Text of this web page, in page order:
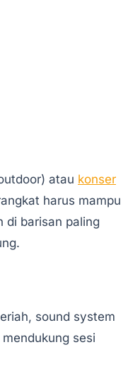
atau konser
harus mampu
di barisan paling
sound system
sesi